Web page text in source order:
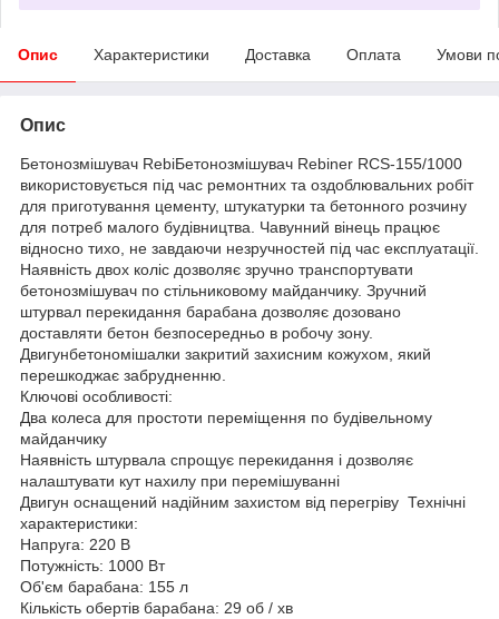
Опис Характеристики Доставка Оплата Умови
Опис
Бетонозмішувач RebiБетонозмішувач Rebiner RCS-155/1000
використовується під час ремонтних та оздоблювальних робіт
для приготування цементу, штукатурки та бетонного розчину
для потреб малого будівництва. Чавунний вінець працює
відносно тихо, не завдаючи незручностей під час експлуатації.
Наявність двох коліс дозволяє зручно транспортувати
бетонозмішувач по стільниковому майданчику. Зручний
штурвал перекидання барабана дозволяє дозовано
доставляти бетон безпосередньо в робочу зону.
Двигунбетономішалки закритий захисним кожухом, який
перешкоджає забрудненню.
Ключові особливості:
Два колеса для простоти переміщення по будівельному
майданчику
Наявність штурвала спрощує перекидання і дозволяє
налаштувати кут нахилу при перемішуванні
Двигун оснащений надійним захистом від перегріву Технічні
характеристики:
Напруга: 220 В
Потужність: 1000 Вт
Об'єм барабана: 155 л
Кількість обертів барабана: 29 об / хв